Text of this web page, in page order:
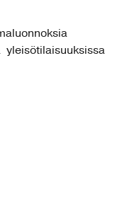
yleisötilaisuuksissa